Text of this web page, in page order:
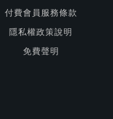
付費會員服務條款
隱私權政策說明
免費聲明